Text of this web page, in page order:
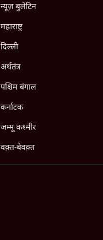
विचार
न्यूज़ बुलेटिन
महाराष्ट्र
दिल्ली
अर्थतंत्र
पश्चिम बंगाल
कर्नाटक
जम्मू कश्मीर